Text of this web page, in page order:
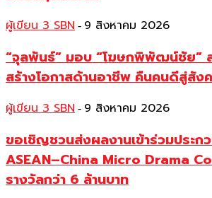
ผู้เขียน 3 SBN - 9 สิงหาคม 2026
“จุลพันธ์” มอบ “โฆษกพิพัฒน์ชัย”
สร้างโอกาสด้านอาชีพ คืนคนดีสู่สัง
ผู้เขียน 3 SBN - 9 สิงหาคม 2026
ขอเชิญชวนส่งผลงานเข้าร่วมประ
ASEAN–China Micro Drama
รางวัลกว่า 6 ล้านบาท